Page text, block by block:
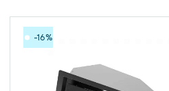
-16%